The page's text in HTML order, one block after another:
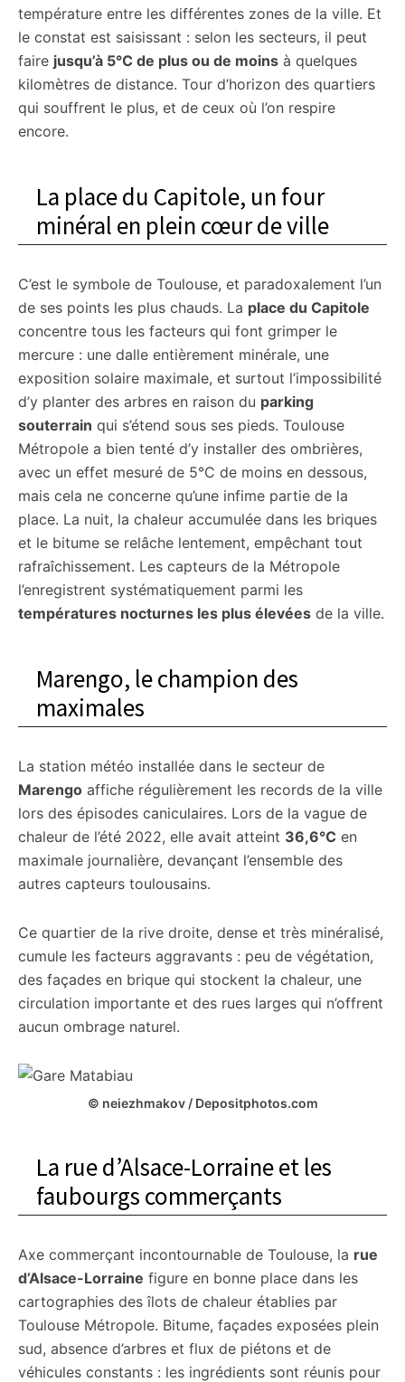
température entre les différentes zones de la ville. Et
le constat est saisissant : selon les secteurs, il peut
faire jusqu’à 5°C de plus ou de moins à quelques
kilomètres de distance. Tour d’horizon des quartiers
qui souffrent le plus, et de ceux où l’on respire
encore.
La place du Capitole, un four
minéral en plein cœur de ville
C’est le symbole de Toulouse, et paradoxalement l’un
de ses points les plus chauds. La place du Capitole
concentre tous les facteurs qui font grimper le
mercure : une dalle entièrement minérale, une
exposition solaire maximale, et surtout l’impossibilité
d’y planter des arbres en raison du parking
souterrain qui s’étend sous ses pieds. Toulouse
Métropole a bien tenté d’y installer des ombrières,
avec un effet mesuré de 5°C de moins en dessous,
mais cela ne concerne qu’une infime partie de la
place. La nuit, la chaleur accumulée dans les briques
et le bitume se relâche lentement, empêchant tout
rafraîchissement. Les capteurs de la Métropole
l’enregistrent systématiquement parmi les
températures nocturnes les plus élevées de la ville.
Marengo, le champion des
maximales
La station météo installée dans le secteur de
Marengo affiche régulièrement les records de la ville
lors des épisodes caniculaires. Lors de la vague de
chaleur de l’été 2022, elle avait atteint 36,6°C en
maximale journalière, devançant l’ensemble des
autres capteurs toulousains.
Ce quartier de la rive droite, dense et très minéralisé,
cumule les facteurs aggravants : peu de végétation,
des façades en brique qui stockent la chaleur, une
circulation importante et des rues larges qui n’offrent
aucun ombrage naturel.
© neiezhmakov / Depositphotos.com
La rue d’Alsace-Lorraine et les
faubourgs commerçants
Axe commerçant incontournable de Toulouse, la rue
d’Alsace-Lorraine figure en bonne place dans les
cartographies des îlots de chaleur établies par
Toulouse Métropole. Bitume, façades exposées plein
sud, absence d’arbres et flux de piétons et de
véhicules constants : les ingrédients sont réunis pour